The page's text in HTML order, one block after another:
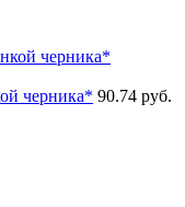
черника* 90.74 руб.